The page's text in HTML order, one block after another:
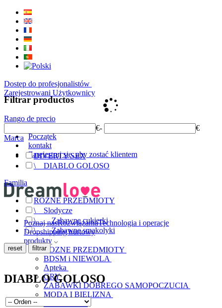
Dostęp do profesjonalistów
Zarejestrowani Użytkownicy
Początek
kontakt
Zarejestruj się, aby zostać klientem
Poznaj nasRozwiązaniaTechnologia i operacje
Dropshipping hurtowy
produkty
ROZNE PRZEDMIOTY
BDSM i NIEWOLA
Apteka
GRY
ZABAWKI DOBREGO SAMOPOCZUCIA
MODA I BIELIZNA
KONDOMY
Filtrar productos
Rango de precio
€-
€
Marca
DIVERTY SEX
\__ DIABLO GOLOSO
Familia
ROZNE PRZEDMIOTY
\__ Slodycze
\____Zabawne cukierki
\____Zabawne smakolyki
DIABLO GOLOSO